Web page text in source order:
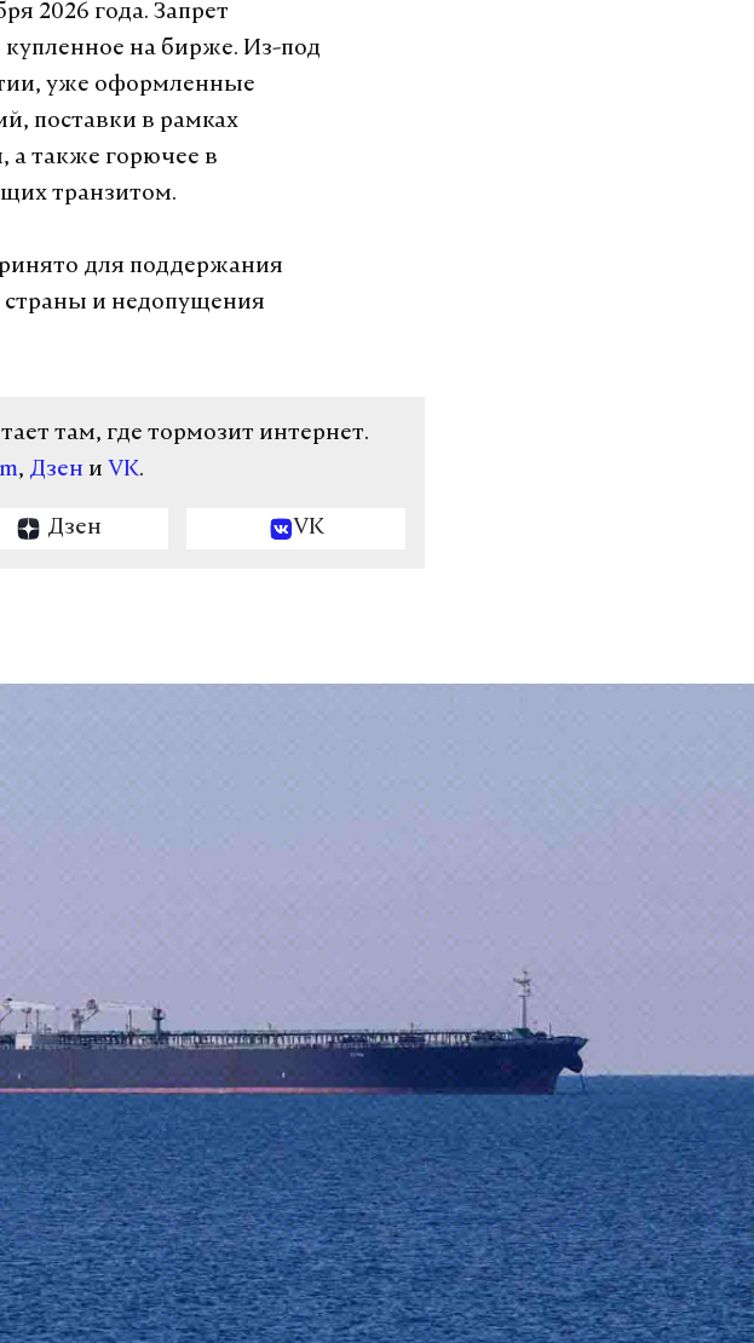
2026 года. Запрет
купленное на бирже. Из-под
уже оформленные
поставки в рамках
а также горючее в
транзитом.
для поддержания
страны и недопущения
там, где тормозит интернет.
, Дзен и VK.
Дзен VK